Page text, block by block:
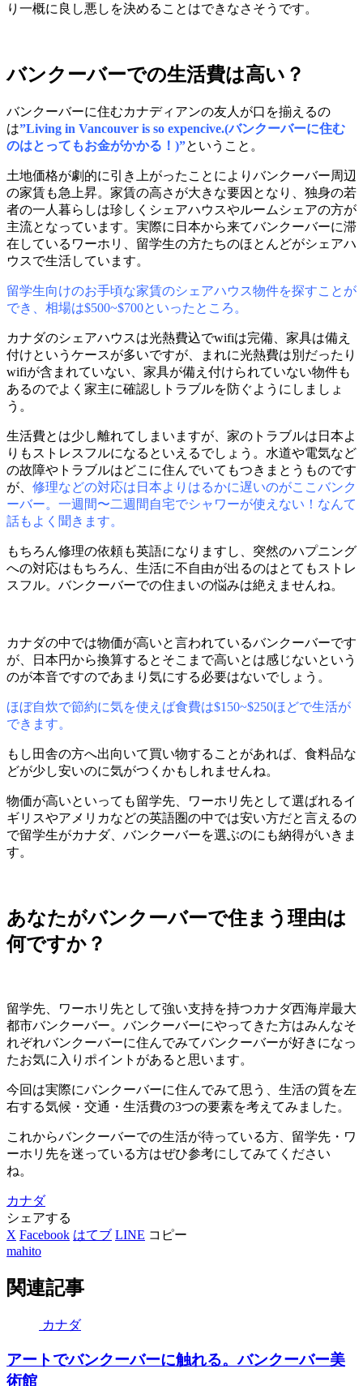
り一概に良し悪しを決めることはできなさそうです。
バンクーバーでの生活費は高い？
バンクーバーに住むカナディアンの友人が口を揃えるの
は”Living in Vancouver is so expencive.(バンクーバーに住む
のはとってもお金がかかる！)”ということ。
土地価格が劇的に引き上がったことによりバンクーバー周辺
の家賃も急上昇。家賃の高さが大きな要因となり、独身の若
者の一人暮らしは珍しくシェアハウスやルームシェアの方が
主流となっています。実際に日本から来てバンクーバーに滞
在しているワーホリ、留学生の方たちのほとんどがシェアハ
ウスで生活しています。
留学生向けのお手頃な家賃のシェアハウス物件を探すことが
でき、相場は$500~$700といったところ。
カナダのシェアハウスは光熱費込でwifiは完備、家具は備え
付けというケースが多いですが、まれに光熱費は別だったり
wifiが含まれていない、家具が備え付けられていない物件も
あるのでよく家主に確認しトラブルを防ぐようにしましょ
う。
生活費とは少し離れてしまいますが、家のトラブルは日本よ
りもストレスフルになるといえるでしょう。水道や電気など
の故障やトラブルはどこに住んでいてもつきまとうものです
が、 修理などの対応は日本よりはるかに遅いのがここバンク
ーバー。一週間〜二週間自宅でシャワーが使えない！なんて
話もよく聞きます。
もちろん修理の依頼も英語になりますし、突然のハプニング
への対応はもちろん、生活に不自由が出るのはとてもストレ
スフル。バンクーバーでの住まいの悩みは絶えませんね。
カナダの中では物価が高いと言われているバンクーバーです
が、日本円から換算するとそこまで高いとは感じないという
のが本音ですのであまり気にする必要はないでしょう。
ほぼ自炊で節約に気を使えば食費は$150~$250ほどで生活が
できます。
もし田舎の方へ出向いて買い物することがあれば、食料品な
どが少し安いのに気がつくかもしれませんね。
物価が高いといっても留学先、ワーホリ先として選ばれるイ
ギリスやアメリカなどの英語圏の中では安い方だと言えるの
で留学生がカナダ、バンクーバーを選ぶのにも納得がいきま
す。
あなたがバンクーバーで住まう理由は
何ですか？
留学先、ワーホリ先として強い支持を持つカナダ西海岸最大
都市バンクーバー。バンクーバーにやってきた方はみんなそ
れぞれバンクーバーに住んでみてバンクーバーが好きになっ
たお気に入りポイントがあると思います。
今回は実際にバンクーバーに住んでみて思う、生活の質を左
右する気候・交通・生活費の3つの要素を考えてみました。
これからバンクーバーでの生活が待っている方、留学先・ワ
ーホリ先を迷っている方はぜひ参考にしてみてください
ね。
カナダ
シェアする
X Facebook はてブ LINE コピー
mahito
関連記事
カナダ
アートでバンクーバーに触れる。バンクーバー美
術館